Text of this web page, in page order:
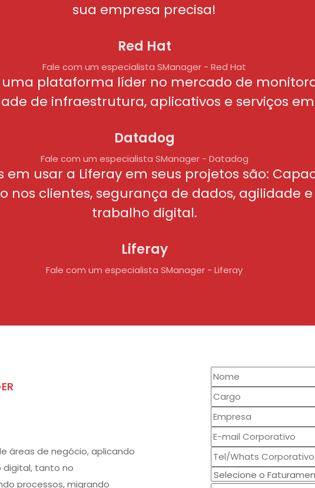
sua empresa precisa!
Red Hat
Fale com um especialista SManager - Red Hat
uma plataforma líder no mercado de
de infraestrutura, aplicativos e serviços
Datadog
Fale com um especialista SManager - Datadog
em usar a Liferay em seus projetos são:
nos clientes, segurança de dados, agilidade
trabalho digital.
Liferay
Fale com um especialista SManager - Liferay
áreas de negócio, aplicando
digital, tanto no
processos, migrando